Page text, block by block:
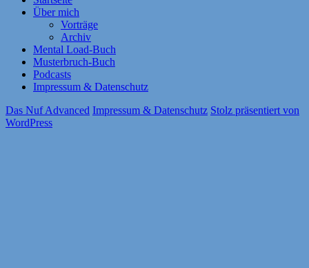
Über mich
Vorträge
Archiv
Mental Load-Buch
Musterbruch-Buch
Podcasts
Impressum & Datenschutz
Das Nuf Advanced Impressum & Datenschutz Stolz präsentiert von
WordPress